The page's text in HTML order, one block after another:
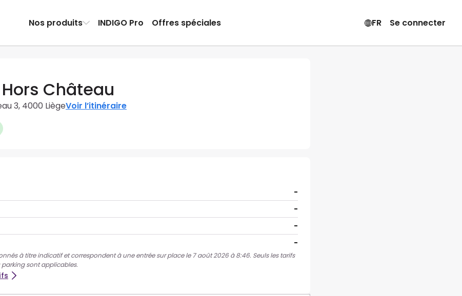
Nos produits INDIGO Pro Offres spéciales FR Se connecter
Château
3, 4000 LiègeVoir l’itinéraire
-
-
-
-
à titre indicatif et correspondent à une entrée sur place le 7 août 2026 à 8:46. Seuls les tarifs
parking sont applicables.